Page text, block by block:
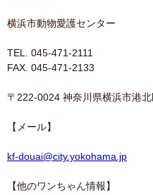
横浜市動物愛護センター
TEL. 045-471-2111
FAX. 045-471-2133
〒222-0024 神奈川県横浜市港
【メール】
kf-douai@city.yokohama.jp
【他のワンちゃん情報】